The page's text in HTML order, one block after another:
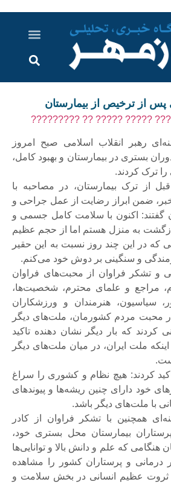
پس از ترخیص از بیمارستان
رهبر انقلاب اسلامی صبح امروز
بستری در بیمارستان و بهبود کامل،
ترک کردند.
از ترک بیمارستان، در مصاحبه با
ضمن ابراز رضایت از عمل جراحی و
گفتند: اکنون با سلامت کامل جسمی و
به منزل هستم اما از حجم عظیم
که در این چند روز نسبت به این حقیر
و سنگینی بر دوش خود می‌کنم.
و تشکر فراوان از محبت‌های فراوان
مراجع و علمای محترم، شخصیت‌ها،
سیاسیون، هنرمندان و ورزشکاران
محبت مردم کشورمان، ملت‌های دیگر
کردند که بار دیگر نشان دهنده‌ تاکید
ملت ایران، در میان ملت‌های دیگر
کردند: هیچ نظام و کشوری را سراغ
خود دارای چنین ریشه‌ها و پیوندهای
با ملت‌های دیگر باشد.
همچنین با تشکر فراوان از کادر
بیمارستان محل بستری خود،
هنگامی که علم و دانش بالا و توانایی‌ها
درمانی و پرستاران کشور را مشاهده
ثروت عظیم انسانی در بخش سلامت و